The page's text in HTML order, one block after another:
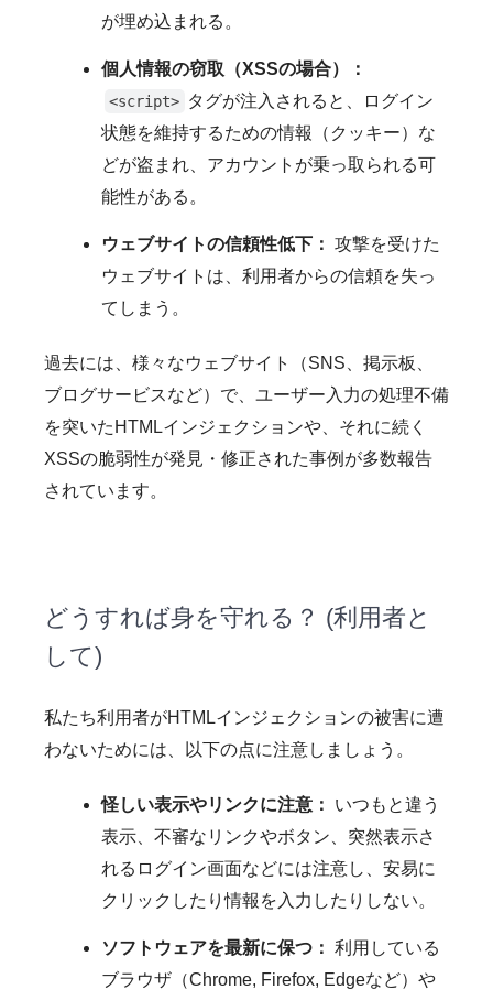
が埋め込まれる。
個人情報の窃取（XSSの場合）：
<script> タグが注入されると、ログイン
状態を維持するための情報（クッキー）な
どが盗まれ、アカウントが乗っ取られる可
能性がある。
ウェブサイトの信頼性低下： 攻撃を受けた
ウェブサイトは、利用者からの信頼を失っ
てしまう。
過去には、様々なウェブサイト（SNS、掲示板、
ブログサービスなど）で、ユーザー入力の処理不備
を突いたHTMLインジェクションや、それに続く
XSSの脆弱性が発見・修正された事例が多数報告
されています。
どうすれば身を守れる？ (利用者と
して)
私たち利用者がHTMLインジェクションの被害に遭
わないためには、以下の点に注意しましょう。
怪しい表示やリンクに注意：
いつもと違う
表示、不審なリンクやボタン、突然表示さ
れるログイン画面などには注意し、安易に
クリックしたり情報を入力したりしない。
ソフトウェアを最新に保つ： 利用している
ブラウザ（Chrome, Firefox, Edgeなど）や